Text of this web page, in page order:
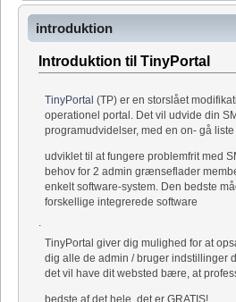
introduktion
Introduktion til TinyPortal
TinyPortal (TP) er en storslået
operationel portal. Det vil udvide din
programudvidelser, med en on- gå
udviklet til at fungere problemfrit med
behov for 2 admin grænseflader
enkelt software-system. Den bedste
forskellige integrerede software
.
TinyPortal giver dig mulighed for at
dig alle de admin / bruger indstillinger
det vil have dit websted bære, at
bedste af det hele, det er GRATIS!